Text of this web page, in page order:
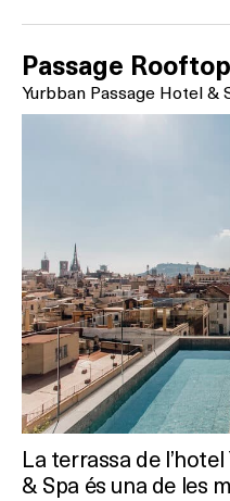
On?
Passage Rooftop
Yurbban Passage Hotel &
La terrassa de
& Spa és una de les